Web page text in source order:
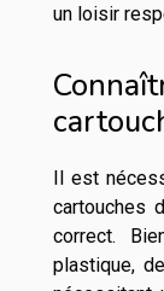
un loisir
Il est
cartouches
correct.
plastique,